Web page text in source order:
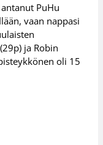
PuHu
vaan nappasi
ja Robin
oli 15